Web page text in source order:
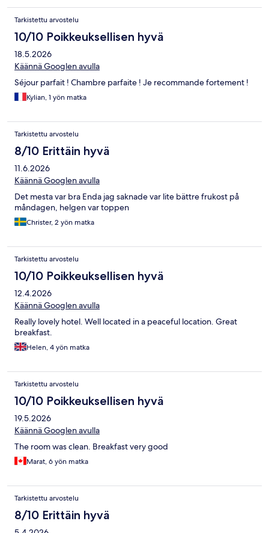
Tarkistettu arvostelu
10/10 Poikkeuksellisen hyvä
18.5.2026
Käännä Googlen avulla
Séjour parfait ! Chambre parfaite ! Je recommande fortement !
Kylian, 1 yön matka
Tarkistettu arvostelu
8/10 Erittäin hyvä
11.6.2026
Käännä Googlen avulla
Det mesta var bra Enda jag saknade var lite bättre frukost på
måndagen, helgen var toppen
Christer, 2 yön matka
Tarkistettu arvostelu
10/10 Poikkeuksellisen hyvä
12.4.2026
Käännä Googlen avulla
Really lovely hotel. Well located in a peaceful location. Great
breakfast.
Helen, 4 yön matka
Tarkistettu arvostelu
10/10 Poikkeuksellisen hyvä
19.5.2026
Käännä Googlen avulla
The room was clean. Breakfast very good
Marat, 6 yön matka
Tarkistettu arvostelu
8/10 Erittäin hyvä